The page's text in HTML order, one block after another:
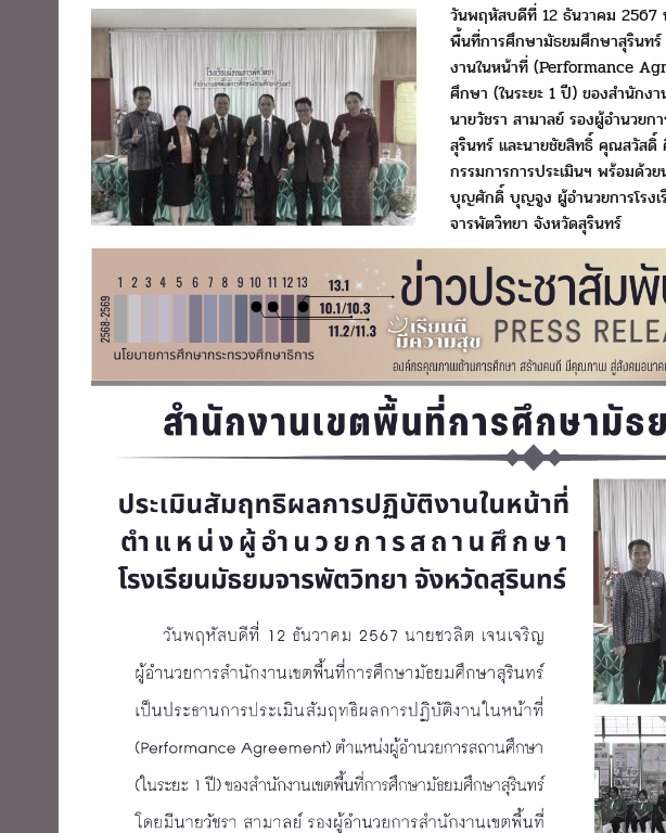
วันพฤหัสบดีที่ 12 ธันวาคม 2567
พื้นที่การศึกษามัธยมศึกษาสุรินทร์
งานในหน้าที่ (Performance
ศึกษา (ในระยะ 1 ปี) ของสำนัก
นายวัชรา สามาลย์ รองผู้อำนวยก
สุรินทร์ และนายชัยสิทธิ์ คุณสวัสดิ์
กรรมการการประเมินฯ พร้อมด้ว
บุญศักดิ์ บุญจูง ผู้อำนวยการโรง
จารพัตวิทยา จังหวัดสุรินทร์